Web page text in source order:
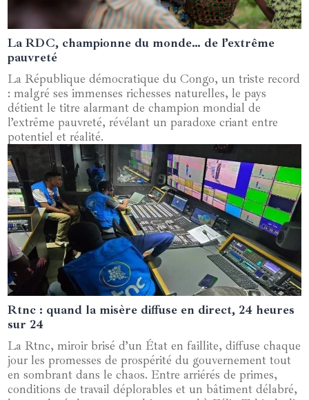
12 octobre 2025
La RDC, championne du monde… de l’extrême
pauvreté
La République démocratique du Congo, un triste record
: malgré ses immenses richesses naturelles, le pays
détient le titre alarmant de champion mondial de
l’extrême pauvreté, révélant un paradoxe criant entre
potentiel et réalité.
07 mai 2025
Rtnc : quand la misère diffuse en direct, 24 heures
sur 24
La Rtnc, miroir brisé d’un État en faillite, diffuse chaque
jour les promesses de prospérité du gouvernement tout
en sombrant dans le chaos. Entre arriérés de primes,
conditions de travail déplorables et un bâtiment délabré,